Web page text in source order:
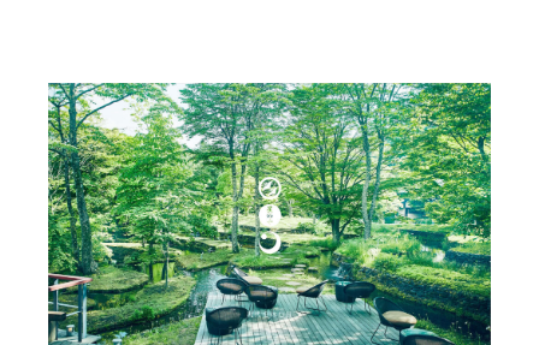
芸能人・俳優・女優・タレント・モデル・芸能事務所
キャンペーン・イベント・ワークショップ・コンペティ
ション
キャンペーン・イベント・ワークショップ・コンペティ
ション
77
マッチングサービス
マッチングサービス
22
アート・芸術・美術館・美術展・博物館・ギャラリー
アート・芸術・美術館・美術展・博物館・ギャラリー
383
鉛筆画・木炭画・デッサン・クロッキー 15